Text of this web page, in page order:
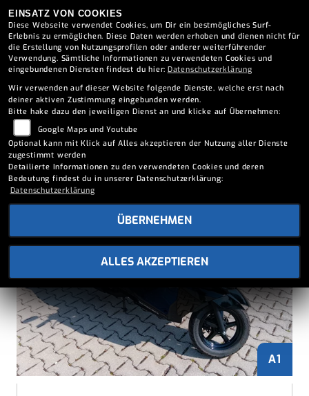
Suchfilter anzeigen
A1
Lagernd
EINSATZ VON COOKIES
Diese Webseite verwendet Cookies, um Dir ein bestmögliches Surf-
Erlebnis zu ermöglichen. Diese Daten werden erhoben und dienen nicht für
die Erstellung von Nutzungsprofilen oder anderer weiterführender
Verwendung. Sämtliche Informationen zu verwendeten Cookies und
eingebundenen Diensten findest du hier: Datenschutzerklärung
Wir verwenden auf dieser Website folgende Dienste, welche erst nach
deiner aktiven Zustimmung eingebunden werden.
Bitte hake dazu den jeweiligen Dienst an und klicke auf Übernehmen:
Google Maps und Youtube
Optional kann mit Klick auf Alles akzeptieren der Nutzung aller Dienste
zugestimmt werden
Detailierte Informationen zu den verwendeten Cookies und deren
Bedeutung findest du in unserer Datenschutzerklärung:
Datenschutzerklärung
ÜBERNEHMEN
ALLES AKZEPTIEREN